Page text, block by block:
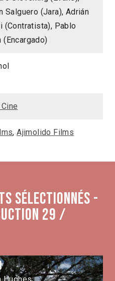
Salguero (Jara), Adrián
(Contratista), Pablo
(Encargado)
,Ajimolido Films
sélectionnés -
29 /